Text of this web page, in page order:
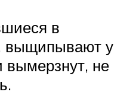
в
выщипывают у
вымерзнут, не